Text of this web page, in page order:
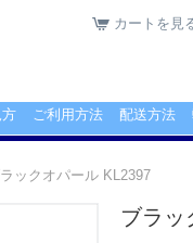
カートを見
ご利用方法 配送方法
ックオパール KL2397
ブラッ